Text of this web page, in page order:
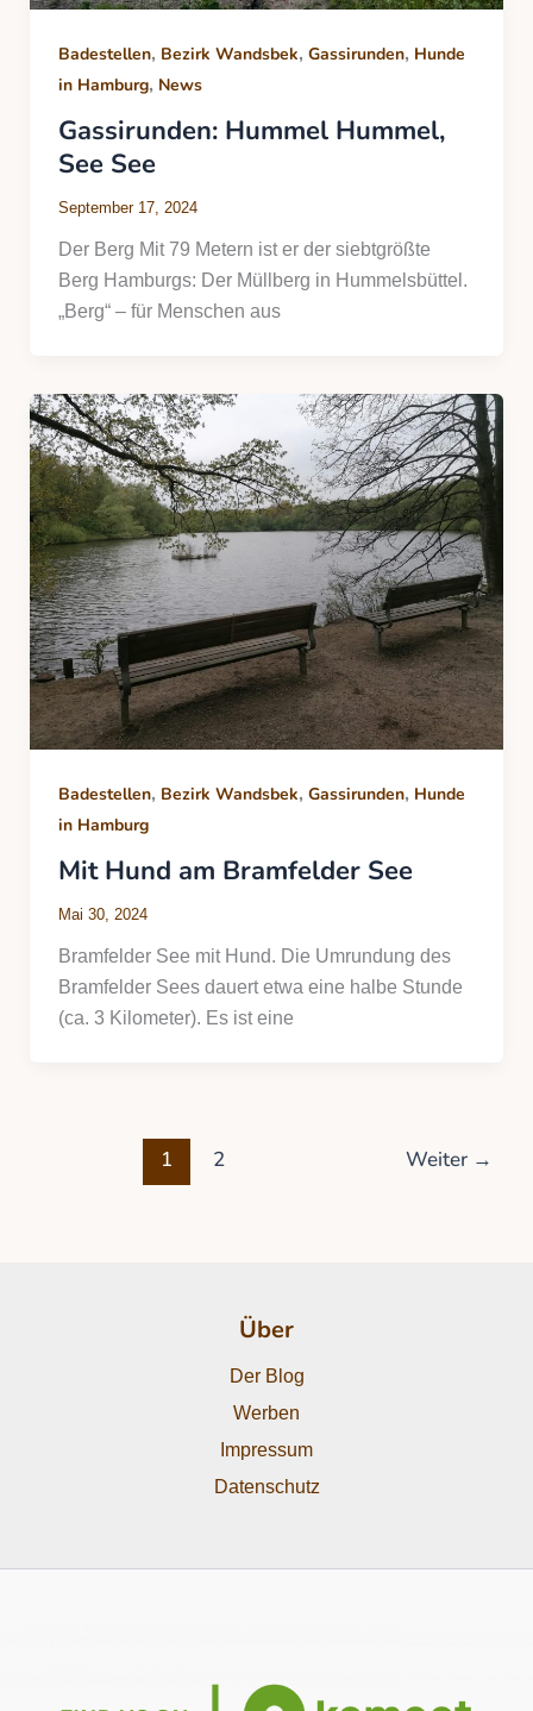
Badestellen, Bezirk Wandsbek, Gassirunden, Hunde
in Hamburg, News
Gassirunden: Hummel Hummel,
See See
September 17, 2024
Der Berg Mit 79 Metern ist er der siebtgrößte
Berg Hamburgs: Der Müllberg in Hummelsbüttel.
„Berg“ – für Menschen aus
Badestellen, Bezirk Wandsbek, Gassirunden, Hunde
in Hamburg
Mit Hund am Bramfelder See
Mai 30, 2024
Bramfelder See mit Hund. Die Umrundung des
Bramfelder Sees dauert etwa eine halbe Stunde
(ca. 3 Kilometer). Es ist eine
1 2 Weiter →
Über
Der Blog
Werben
Impressum
Datenschutz